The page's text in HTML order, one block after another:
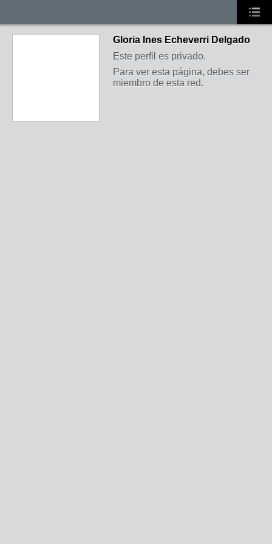
Gloria Ines Echeverri Delgado
Este perfil es privado.
Para ver esta página, debes ser
miembro de esta red.